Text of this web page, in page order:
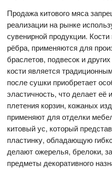
Продажа китового мяса
реализации на рынке
сувенирной продукции.
рёбра, применяются для
браслетов, подвесок и
кости является
после сушки приобретает
эластичность, что делает её
плетения корзин, кожаных
применяют для отделки
китовый ус, который
пластинку, обладающую
делают ожерелья, брелоки,
предметы декоративного